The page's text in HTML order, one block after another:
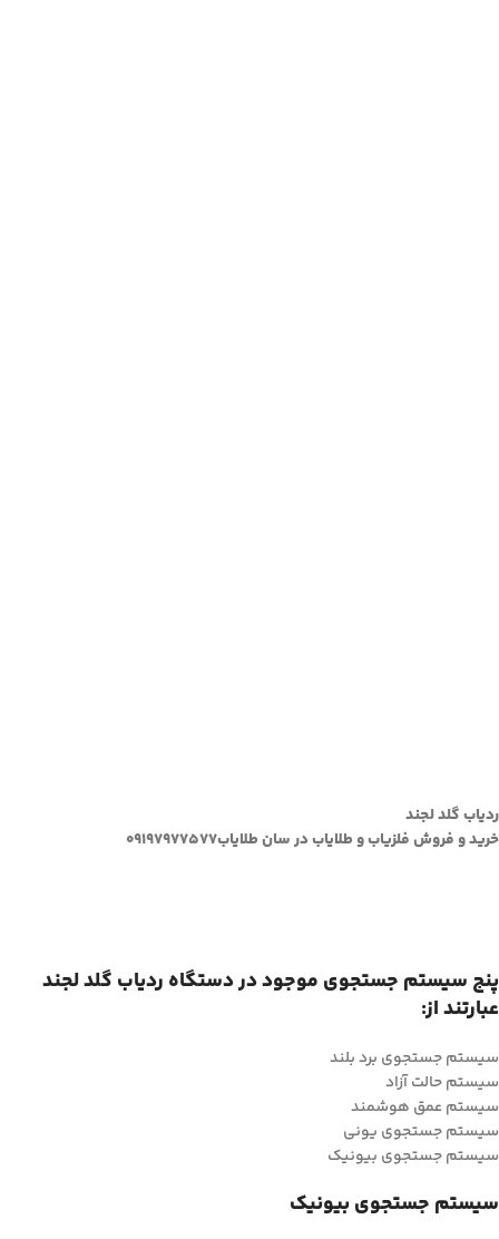
ردیاب گلد لجند
خرید و فروش فلزیاب و طلایاب در سان طلایاب۰۹۱۹۷۹۷۷۵۷۷
پنج سیستم جستجوی موجود در دستگاه ردیاب گلد لجند
عبارتند از:
سیستم جستجوی برد بلند
سیستم حالت آزاد
سیستم عمق هوشمند
سیستم جستجوی یونی
سیستم جستجوی بیونیک
سیستم جستجوی بیونیک